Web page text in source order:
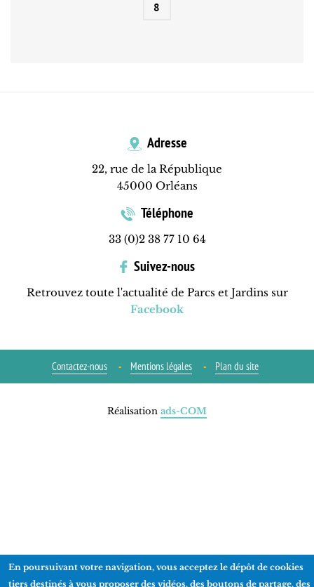
8
Adresse
22, rue de la République
45000 Orléans
Téléphone
33 (0)2 38 77 10 64
Suivez-nous
Retrouvez toute l'actualité de Parcs et Jardins sur
Facebook
Contactez-nous Mentions légales Plan du site
Réalisation ads-COM
En poursuivant votre navigation, vous acceptez le dépôt de cookies
tiers destinés à vous proposer des vidéos, des boutons de partage, des